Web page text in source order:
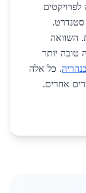
סטנדרט.
השוואה
טובה יותר
. כל אלה
לעומת אזורים אחרים.